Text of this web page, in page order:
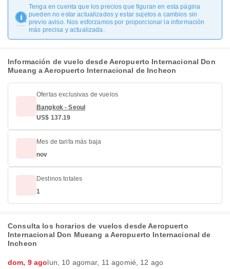
Tenga en cuenta que los precios que figuran en esta página
pueden no estar actualizados y estar sujetos a cambios sin
previo aviso. Nos esforzamos por proporcionar la información
más precisa y actualizada.
Información de vuelo desde Aeropuerto Internacional Don
Mueang a Aeropuerto Internacional de Incheon
Ofertas exclusivas de vuelos
Bangkok - Seoul
US$ 137.19
Mes de tarifa más baja
nov
Destinos totales
1
Consulta los horarios de vuelos desde Aeropuerto
Internacional Don Mueang a Aeropuerto Internacional de
Incheon
dom, 9 agolun, 10 agomar, 11 agomié, 12 ago